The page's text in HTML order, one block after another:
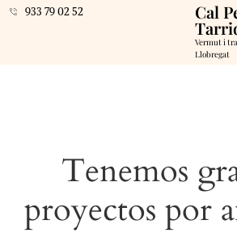
933 79 02 52 Cal
Vermut i
Llobregat
Tenemos
proyectos por